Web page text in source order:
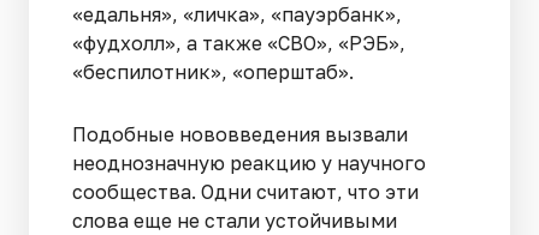
«едальня», «личка», «пауэрбанк»,
«фудхолл», а также «СВО», «РЭБ»,
«беспилотник», «оперштаб».
Подобные нововведения вызвали
неоднозначную реакцию у научного
сообщества. Одни считают, что эти
слова еще не стали устойчивыми